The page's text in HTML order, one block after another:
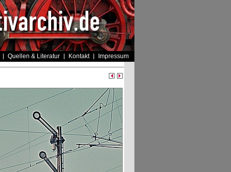
Quellen & Literatur Kontakt Impressum